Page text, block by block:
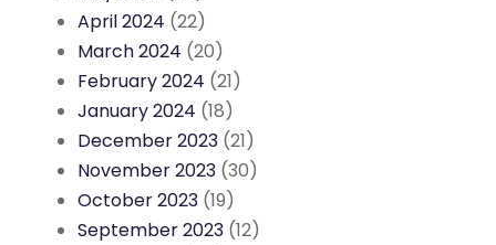
April 2024 (22)
March 2024 (20)
February 2024 (21)
January 2024 (18)
December 2023 (21)
November 2023 (30)
October 2023 (19)
September 2023 (12)